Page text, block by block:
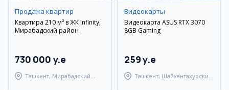
Продажа квартир
Квартира 210 м² в ЖК Infinity,
Мирабадский район
730 000 y.e
Ташкент, Мирабадский
Видеокарты
Видеокарта ASUS RTX 3070
8GB Gaming
259 y.e
Ташкент, Шайхантахурский